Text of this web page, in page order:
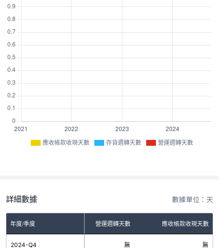
應收帳款收現天數 存貨週轉天數 營運週轉天數
詳細數據 數據單位：天
年度/季度
存貨週轉天數 營運週轉天數 應收帳款收現天數
2024-Q4 無 無